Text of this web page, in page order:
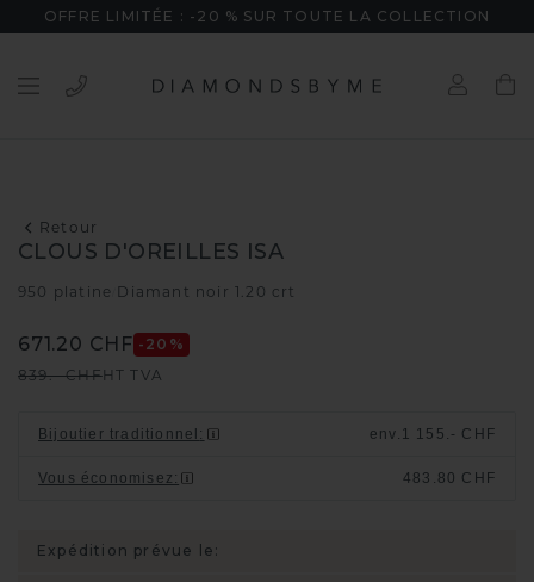
OFFRE LIMITÉE : -20 % SUR TOUTE LA COLLECTION
Retour
CLOUS D'OREILLES ISA
950 platine Diamant noir 1.20 crt
671.20 CHF -20 %
839.- CHFHT TVA
Bijoutier traditionnel : env. 1 155.- CHF
Vous économisez : 483.80 CHF
Expédition prévue le: